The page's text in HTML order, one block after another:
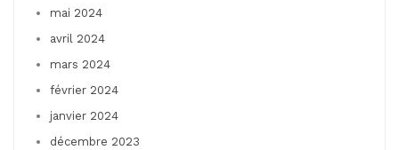
mai 2024
avril 2024
mars 2024
février 2024
janvier 2024
décembre 2023